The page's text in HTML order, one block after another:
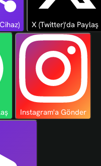
X (Twitter)'da Paylaş
Instagram'a Gönder